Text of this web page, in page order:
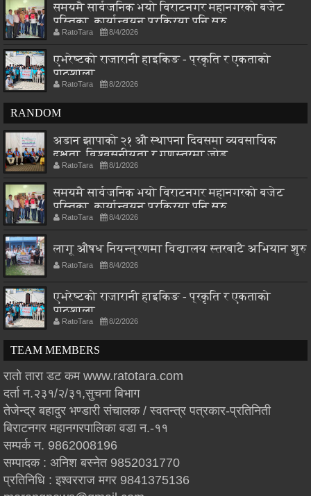
समयमै सार्वजनिक भयो विराटनगर महानगरको बजेट
पुस्तिका, कार्यान्वयन प्रक्रिया पनि सुरु
RatoTara 8/4/2026
एभरेष्टको राजारानी हाइकिङ - प्रकृति र एकताको
पाठशाला
RatoTara 8/2/2026
RANDOM
अडान झापाको २१ औ स्थापना दिवसमा व्यवसायिक
दक्षता, विश्वसनीयता र गुणस्तरमा जोड
RatoTara 8/1/2026
समयमै सार्वजनिक भयो विराटनगर महानगरको बजेट
पुस्तिका, कार्यान्वयन प्रक्रिया पनि सुरु
RatoTara 8/4/2026
लागू औषध नियन्त्रणमा विद्यालय स्तरबाटै अभियान शुरु
RatoTara 8/4/2026
एभरेष्टको राजारानी हाइकिङ - प्रकृति र एकताको
पाठशाला
RatoTara 8/2/2026
TEAM MEMBERS
रातो तारा डट कम www.ratotara.com
दर्ता न.२३१/२/३१,सुचना बिभाग
तेजेन्द्र बहादुर भण्डारी संचालक / स्वतन्त्र पत्रकार-प्रतिनिती
बिराटनगर महानगरपालिका वडा न.-११
सम्पर्क न. 9862008196
सम्पादक : अनिश बस्नेत 9852031770
प्रतिनिधि : इश्वरराज मगर 9841375136